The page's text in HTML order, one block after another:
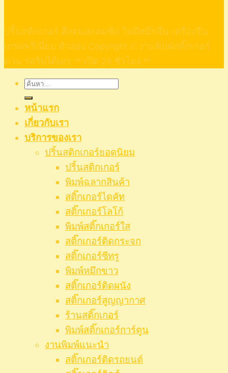
ปริ้นสติกเกอร์ สีสดและคมชัด ไม่มีหมึกจีน เครื่องจีน
เกรดพรีเมียม ท้าลอง Copyright © งานพิมพ์สติ๊กเกอร์
ด่วน รอรับได้เลย ** เปิด 24 ชั่วโมง **
ค้นหา:
หน้าแรก
เกี่ยวกับเรา
บริการของเรา
ปริ้นสติกเกอร์ยอดนิยม
ปริ้นสติกเกอร์
พิมพ์ฉลากสินค้า
สติ๊กเกอร์ไดคัท
สติ๊กเกอร์โลโก้
พิมพ์สติ๊กเกอร์ใส
สติ๊กเกอร์ติดกระจก
สติ๊กเกอร์ซีทรู
พิมพ์หมึกขาว
สติ๊กเกอร์ติดผนัง
สติ๊กเกอร์สูญญากาศ
ร้านสติ๊กเกอร์
พิมพ์สติ๊กเกอร์การ์ตูน
งานพิมพ์แนะนำ
สติ๊กเกอร์ติดรถยนต์